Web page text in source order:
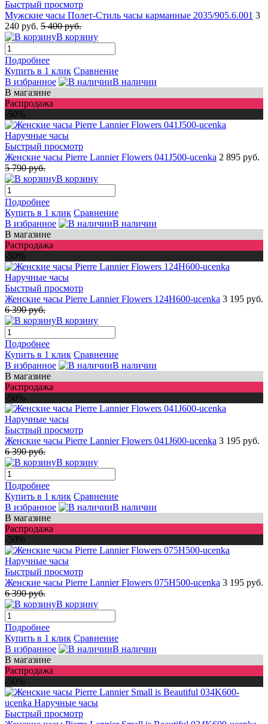
Быстрый просмотр
Мужские часы Полет-Стиль часы карманные 2035/905.6.001 3
240 руб. 5 400 руб.
В корзину
Подробнее
Купить в 1 клик Сравнение
В избранное
В наличии
В магазине
Распродажа
-50%
Быстрый просмотр
Женские часы Pierre Lannier Flowers 041J500-ucenka 2 895 руб.
5 790 руб.
В корзину
Подробнее
Купить в 1 клик Сравнение
В избранное
В наличии
В магазине
Распродажа
-50%
Быстрый просмотр
Женские часы Pierre Lannier Flowers 124H600-ucenka 3 195 руб.
6 390 руб.
В корзину
Подробнее
Купить в 1 клик Сравнение
В избранное
В наличии
В магазине
Распродажа
-50%
Быстрый просмотр
Женские часы Pierre Lannier Flowers 041J600-ucenka 3 195 руб.
6 390 руб.
В корзину
Подробнее
Купить в 1 клик Сравнение
В избранное
В наличии
В магазине
Распродажа
-50%
Быстрый просмотр
Женские часы Pierre Lannier Flowers 075H500-ucenka 3 195 руб.
6 390 руб.
В корзину
Подробнее
Купить в 1 клик Сравнение
В избранное
В наличии
В магазине
Распродажа
-50%
Быстрый просмотр